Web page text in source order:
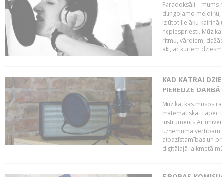
Paradoksāli – mums
dungojamo
izjūtot lielāku
nepiespriesti.
ritmu, vārdiem,
āķi, ar kuriem
KAD KATRAI
PIEREDZE
Mūzika, kas mūsos
matemātiska. Tāpēc
instruments.Ar
uzņēmuma
atpazīstamības un
digitālajā laikmetā